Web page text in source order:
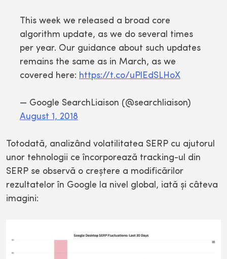
This week we released a broad core
algorithm update, as we do several times
per year. Our guidance about such updates
remains the same as in March, as we
covered here: https://t.co/uPlEdSLHoX
— Google SearchLiaison (@searchliaison)
August 1, 2018
Totodată, analizând volatilitatea SERP cu ajutorul
unor tehnologii ce încorporează tracking-ul din
SERP se observă o creştere a modificărilor
rezultatelor în Google la nivel global, iată şi câteva
imagini: